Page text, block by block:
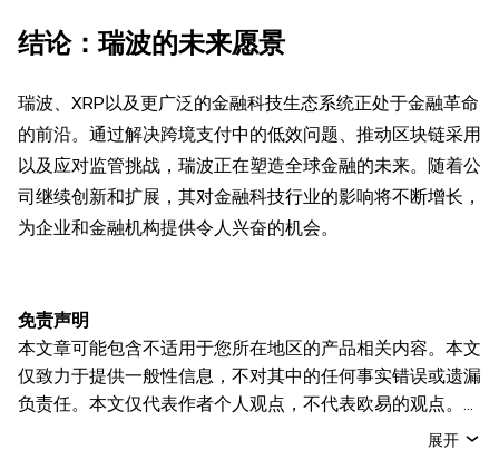
结论：瑞波的未来愿景
瑞波、XRP以及更广泛的金融科技生态系统正处于金融革命
的前沿。通过解决跨境支付中的低效问题、推动区块链采用
以及应对监管挑战，瑞波正在塑造全球金融的未来。随着公
司继续创新和扩展，其对金融科技行业的影响将不断增长，
为企业和金融机构提供令人兴奋的机会。
免责声明
本文章可能包含不适用于您所在地区的产品相关内容。本文
仅致力于提供一般性信息，不对其中的任何事实错误或遗漏
负责任。本文仅代表作者个人观点，不代表欧易的观点。
本文无意提供以下任何建议，包括但不限于：(i) 投资建议
展开